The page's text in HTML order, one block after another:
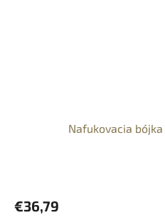
Nafukovacia bójka
€36,79